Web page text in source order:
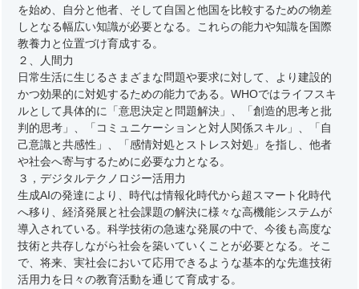
を始め、自分と他者、そして自国と他国を比較するための物差
しとなる幅広い知識が必要となる。これらの能力や知識を国際
教養力と位置づけ育成する。
２、人間力
日常生活に生じるさまざまな問題や要求に対して、より建設的
かつ効果的に対処するための能力である。WHOではライフスキ
ルとして具体的に「意思決定と問題解決」、「創造的思考と批
判的思考」、「コミュニケーションと対人関係スキル」、「自
己意識と共感性」、「感情対処とストレス対処」を指し、他者
や社会へ寄与するために必要な力となる。
３，デジタルテクノロジー活用力
生成AIの発達により、時代は情報化時代から超スマート化時代
へ移り、経済発展と社会課題の解決に様々な高機能システムが
導入されている。科学技術の急速な発展の中で、今後も高度な
技術と共存しながら社会を築いていくことが必要となる。そこ
で、将来、実社会において応用できるような基本的な先進技術
活用力を日々の教育活動を通じて育成する。